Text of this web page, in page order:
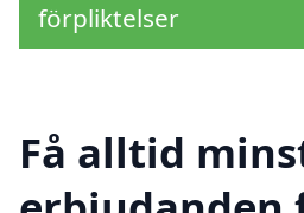
förpliktelser
Få alltid